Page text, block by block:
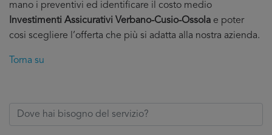
mano i preventivi ed identificare il costo medio
Investimenti Assicurativi Verbano-Cusio-Ossola e poter
cosi scegliere l’offerta che più si adatta alla nostra azienda.
Torna su